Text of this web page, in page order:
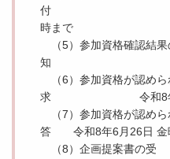
付 令和8年6
時まで
（5）参加資格確認結果
知 令和8年6
（6）参加資格が認めら
求 令和8年6月25
（7）参加資格が認めら
答 令和8年6月26日 金
（8）企画提案書の受